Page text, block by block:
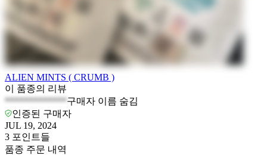
ALIEN MINTS ( CRUMB )
이 품종의 리뷰
*************구매자 이름 숨김
인증된 구매자
JUL 19, 2024
3 포인트들
품종 주문 내역